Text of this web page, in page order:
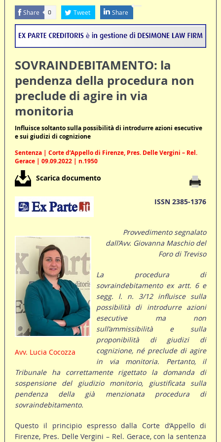
Share 0 Tweet Share
SOVRAINDEBITAMENTO: la
pendenza della procedura non
preclude di agire in via
monitoria
Influisce soltanto sulla possibilità di introdurre azioni esecutive
e sui giudizi di cognizione
Sentenza | Corte d’Appello di Firenze, Pres. Delle Vergini – Rel.
Gerace | 09.09.2022 | n.1950
Scarica documento
ISSN 2385-1376
Avv. Lucia Cocozza
Provvedimento segnalato
dall’Avv. Giovanna Maschio del
Foro di Treviso
La procedura di
sovraindebitamento ex artt. 6 e
segg. l. n. 3/12 influisce sulla
possibilità di introdurre azioni
esecutive ma non
sull’ammissibilità e sulla
proponibilità di giudizi di
cognizione, né preclude di agire
in via monitoria. Pertanto, il
Tribunale ha correttamente rigettato la domanda di
sospensione del giudizio monitorio, giustificata sulla
pendenza della già menzionata procedura di
sovraindebitamento.
Questo il principio espresso dalla Corte d’Appello di
Firenze, Pres. Delle Vergini – Rel. Gerace, con la sentenza